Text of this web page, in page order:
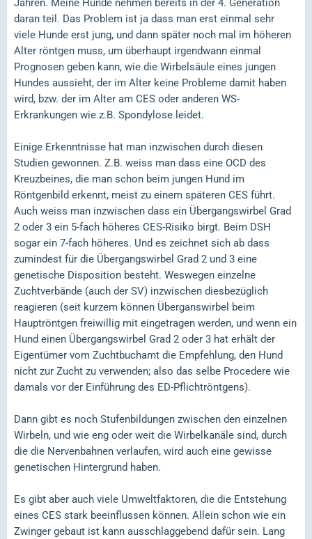
Jahren. Meine Hunde nehmen bereits in der 4. Generation
daran teil. Das Problem ist ja dass man erst einmal sehr
viele Hunde erst jung, und dann später noch mal im höheren
Alter röntgen muss, um überhaupt irgendwann einmal
Prognosen geben kann, wie die Wirbelsäule eines jungen
Hundes aussieht, der im Alter keine Probleme damit haben
wird, bzw. der im Alter am CES oder anderen WS-
Erkrankungen wie z.B. Spondylose leidet.
Einige Erkenntnisse hat man inzwischen durch diesen
Studien gewonnen. Z.B. weiss man dass eine OCD des
Kreuzbeines, die man schon beim jungen Hund im
Röntgenbild erkennt, meist zu einem späteren CES führt.
Auch weiss man inzwischen dass ein Übergangswirbel Grad
2 oder 3 ein 5-fach höheres CES-Risiko birgt. Beim DSH
sogar ein 7-fach höheres. Und es zeichnet sich ab dass
zumindest für die Übergangswirbel Grad 2 und 3 eine
genetische Disposition besteht. Weswegen einzelne
Zuchtverbände (auch der SV) inzwischen diesbezüglich
reagieren (seit kurzem können Überganswirbel beim
Hauptröntgen freiwillig mit eingetragen werden, und wenn ein
Hund einen Übergangswirbel Grad 2 oder 3 hat erhält der
Eigentümer vom Zuchtbuchamt die Empfehlung, den Hund
nicht zur Zucht zu verwenden; also das selbe Procedere wie
damals vor der Einführung des ED-Pflichtröntgens).
Dann gibt es noch Stufenbildungen zwischen den einzelnen
Wirbeln, und wie eng oder weit die Wirbelkanäle sind, durch
die die Nervenbahnen verlaufen, wird auch eine gewisse
genetischen Hintergrund haben.
Es gibt aber auch viele Umweltfaktoren, die die Entstehung
eines CES stark beeinflussen können. Allein schon wie ein
Zwinger gebaut ist kann ausschlaggebend dafür sein. Lang